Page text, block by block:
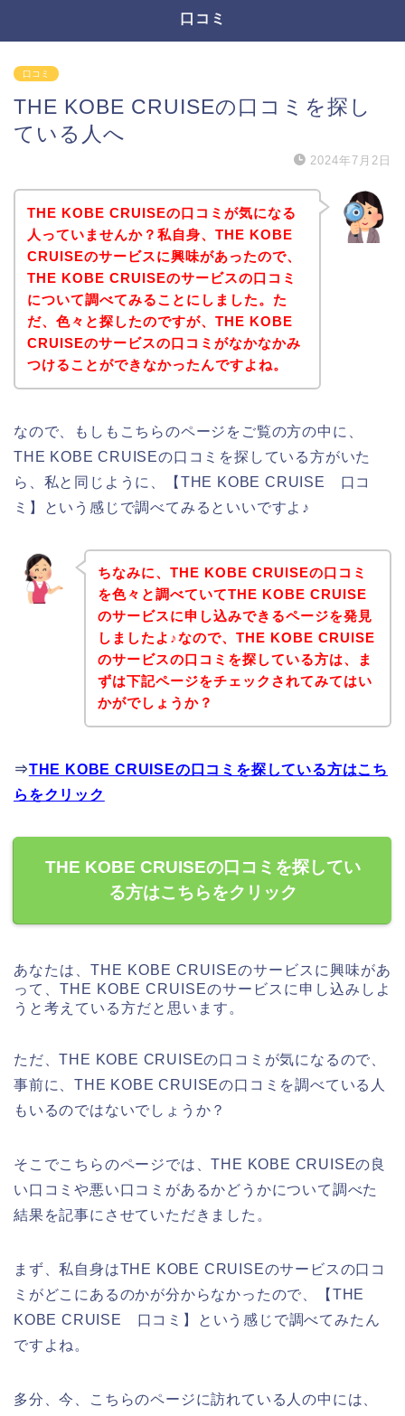
口コミ
口コミ
THE KOBE CRUISEの口コミを探し
ている人へ
2024年7月2日
THE KOBE CRUISEの口コミが気になる
人っていませんか？私自身、THE KOBE
CRUISEのサービスに興味があったので、
THE KOBE CRUISEのサービスの口コミ
について調べてみることにしました。た
だ、色々と探したのですが、THE KOBE
CRUISEのサービスの口コミがなかなかみ
つけることができなかったんですよね。
なので、もしもこちらのページをご覧の方の中に、
THE KOBE CRUISEの口コミを探している方がいた
ら、私と同じように、【THE KOBE CRUISE 口コ
ミ】という感じで調べてみるといいですよ♪
ちなみに、THE KOBE CRUISEの口コミ
を色々と調べていてTHE KOBE CRUISE
のサービスに申し込みできるページを発見
しましたよ♪なので、THE KOBE CRUISE
のサービスの口コミを探している方は、ま
ずは下記ページをチェックされてみてはい
かがでしょうか？
⇒THE KOBE CRUISEの口コミを探している方はこち
らをクリック
THE KOBE CRUISEの口コミを探してい
る方はこちらをクリック
あなたは、THE KOBE CRUISEのサービスに興味があ
って、THE KOBE CRUISEのサービスに申し込みしよ
うと考えている方だと思います。
ただ、THE KOBE CRUISEの口コミが気になるので、
事前に、THE KOBE CRUISEの口コミを調べている人
もいるのではないでしょうか？
そこでこちらのページでは、THE KOBE CRUISEの良
い口コミや悪い口コミがあるかどうかについて調べた
結果を記事にさせていただきました。
まず、私自身はTHE KOBE CRUISEのサービスの口コ
ミがどこにあるのかが分からなかったので、【THE
KOBE CRUISE 口コミ】という感じで調べてみたん
ですよね。
多分、今、こちらのページに訪れている人の中には、